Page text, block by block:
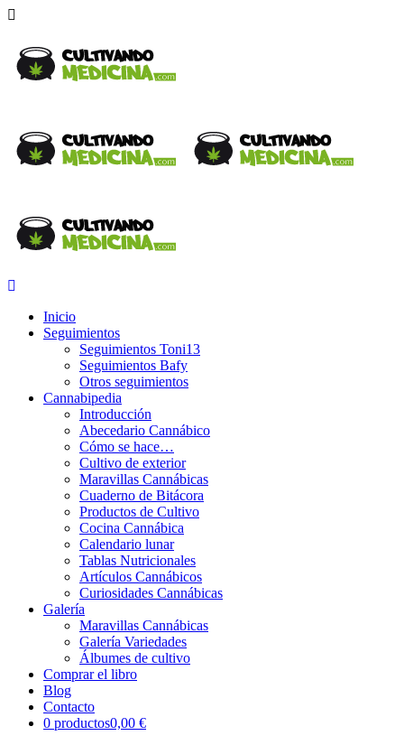
Inicio
Seguimientos
Seguimientos Toni13
Seguimientos Bafy
Otros seguimientos
Cannabipedia
Introducción
Abecedario Cannábico
Cómo se hace…
Cultivo de exterior
Maravillas Cannábicas
Cuaderno de Bitácora
Productos de Cultivo
Cocina Cannábica
Calendario lunar
Tablas Nutricionales
Artículos Cannábicos
Curiosidades Cannábicas
Galería
Maravillas Cannábicas
Galería Variedades
Álbumes de cultivo
Comprar el libro
Blog
Contacto
0 productos0,00 €